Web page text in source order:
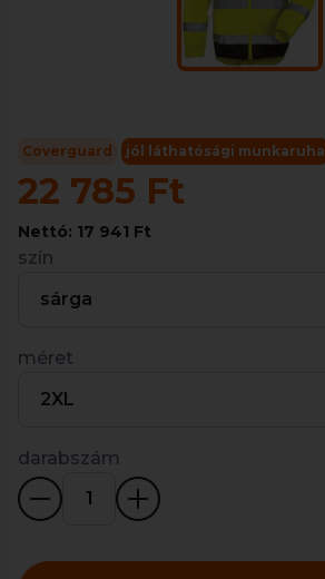
Coverguard jól láthatósági munkaruha
22 785 Ft
Nettó: 17 941 Ft
szín
sárga
méret
2XL
darabszám